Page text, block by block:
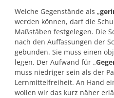
Welche Gegenstände als „
werden können, darf die
Maßstäben festgelegen. Die
nach den Auffassungen der
gebunden. Sie muss einen
legen. Der Aufwand für „
muss niedriger sein als der
Lernmittelfreiheit. An Hand
wollen wir das kurz näher